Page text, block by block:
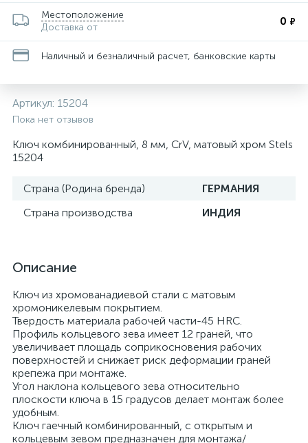
Местоположение
Доставка от
0 ₽
Наличный и безналичный расчет, банковские карты
Артикул: 15204
Пока нет отзывов
Ключ комбинированный, 8 мм, CrV, матовый хром Stels
15204
Страна (Родина бренда)
ГЕРМАНИЯ
Страна производства
ИНДИЯ
Описание
Ключ из хромованадиевой стали с матовым
хромоникелевым покрытием.
Твердость материала рабочей части-45 HRC.
Профиль кольцевого зева имеет 12 граней, что
увеличивает площадь соприкосновения рабочих
поверхностей и снижает риск деформации граней
крепежа при монтаже.
Угол наклона кольцевого зева относительно
плоскости ключа в 15 градусов делает монтаж более
удобным.
Ключ гаечный комбинированный, с открытым и
кольцевым зевом предназначен для монтажа/